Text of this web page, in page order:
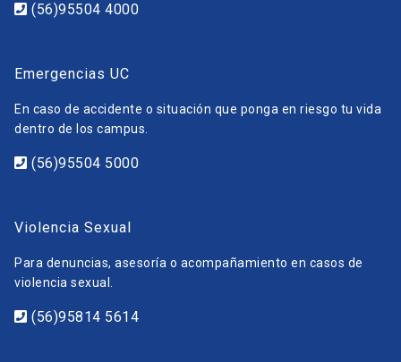
(56)95504 4000
Emergencias UC
En caso de accidente o situación que ponga en riesgo tu vida
dentro de los campus.
(56)95504 5000
Violencia Sexual
Para denuncias, asesoría o acompañamiento en casos de
violencia sexual.
(56)95814 5614